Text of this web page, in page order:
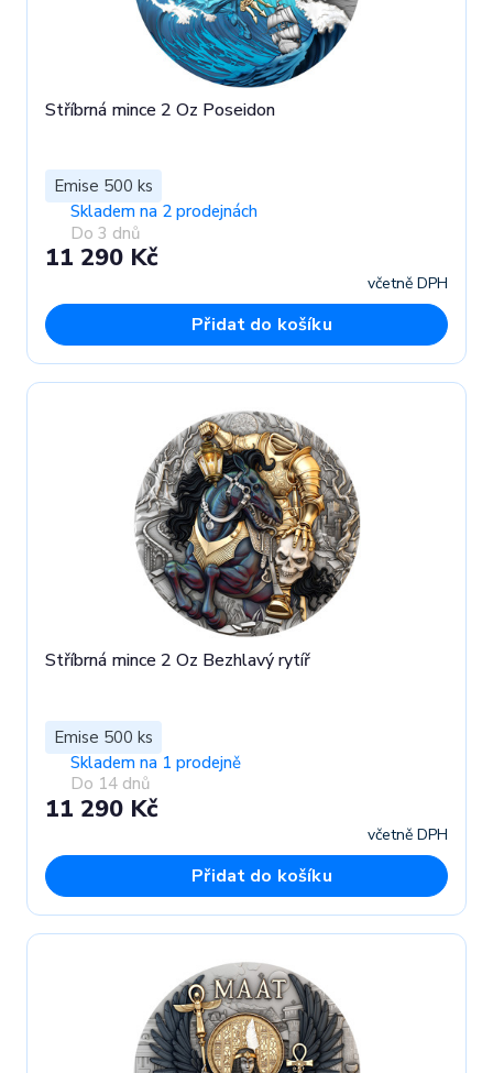
Stříbrná mince 2 Oz Poseidon
Emise 500 ks
Skladem na 2 prodejnách
Do 3 dnů
11 290 Kč
včetně DPH
Přidat do košíku
Stříbrná mince 2 Oz Bezhlavý rytíř
Emise 500 ks
Skladem na 1 prodejně
Do 14 dnů
11 290 Kč
včetně DPH
Přidat do košíku